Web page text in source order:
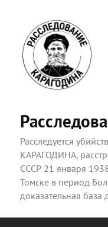
Расследуется
КАРАГОДИНА,
СССР 21 января
Томске в период
доказательная база